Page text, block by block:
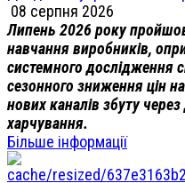
08 серпня 2026
Липень 2026 року
навчання виробників,
системного дослідження
сезонного зниження цін
нових каналів збуту
харчування.
Більше інформації